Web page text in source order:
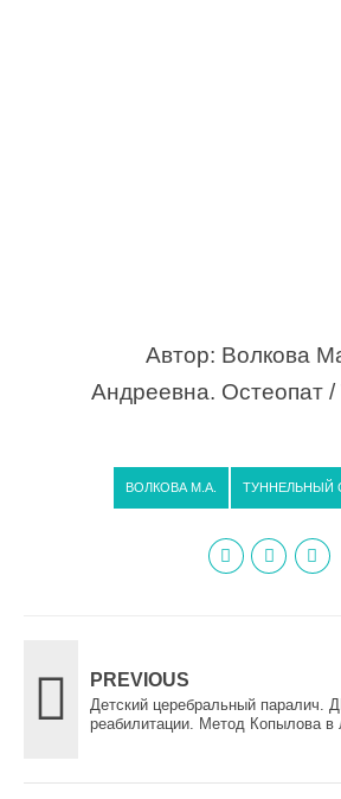
Автор: Волкова
Андреевна. Остеопат /
ВОЛКОВА М.А. ТУННЕЛЬНЫЙ
PREVIOUS
Детский церебральный паралич.
реабилитации. Метод Копылова в